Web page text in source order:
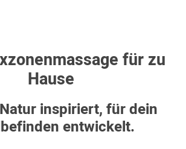
für zu
Hause
inspiriert, für dein
entwickelt.